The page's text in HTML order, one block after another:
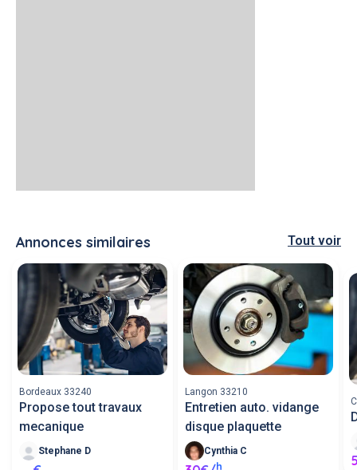
Annonces similaires Tout voir
Bordeaux 33240
Propose tout travaux
mecanique
Stephane D
Langon 33210
Entretien auto. vidange
disque plaquette
Cynthia C
h